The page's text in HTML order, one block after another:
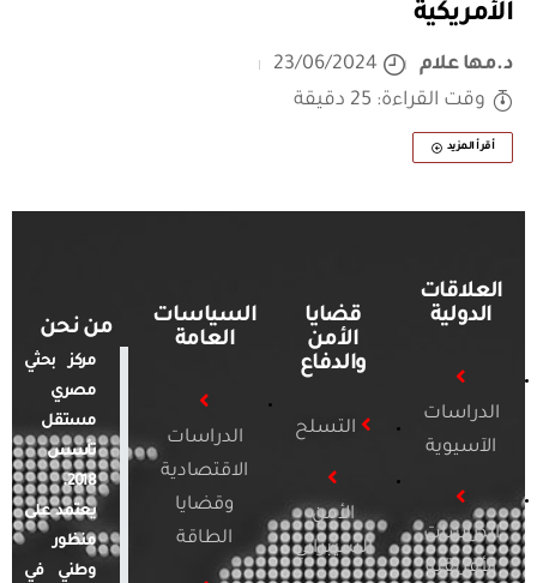
الأمريكية
د.مها علام
23/06/2024
وقت القراءة: 25 دقيقة
أقرأ المزيد
العلاقات
الدولية
الدراسات
الآسيوية
الدراسات
الأفريقية
قضايا
الأمن
والدفاع
التسلح
الأمن
السيبراني
السياسات
العامة
الدراسات
الاقتصادية
وقضايا
الطاقة
من نحن
مركز بحثي
مصري
مستقل
تأسس
2018.
يعتمد على
منظور
وطني في